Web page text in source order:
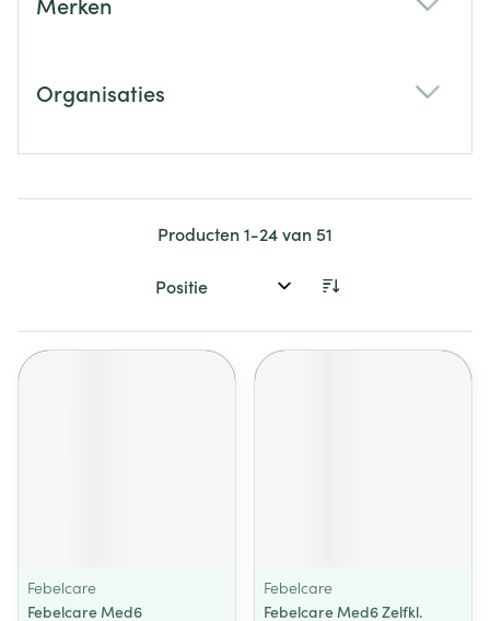
Organisaties
Producten1-24van51
Sorteer op:
Febelcare
Febelcare Med6
Febelcare
Febelcare Med6 Zelfkl.